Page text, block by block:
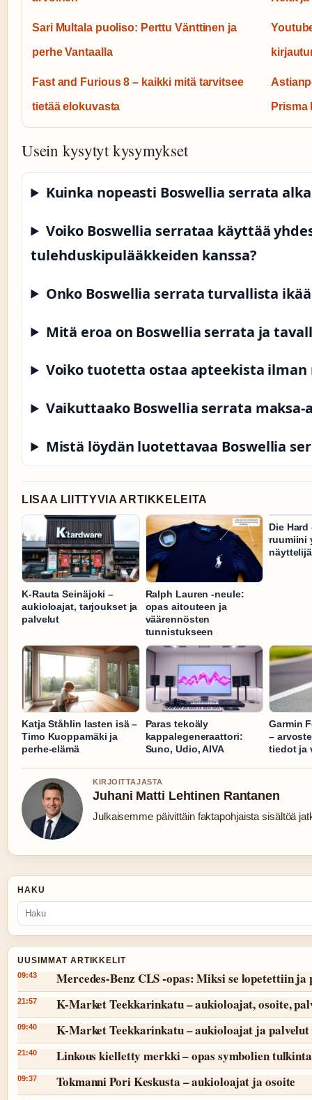
Sari Multala puoliso: Perttu Vänttinen ja
perhe Vantaalla
Fast and Furious 8 – kaikki mitä tarvitsee
tietää elokuvasta Prisma
Usein kysytyt kysymykset
Kuinka nopeasti Boswellia serrata
Voiko Boswellia serrataa käyttää
tulehduskipulääkkeiden kanssa?
Onko Boswellia serrata turvallista
Mitä eroa on Boswellia serrata ja
Voiko tuotetta ostaa apteekista ilman
Vaikuttaako Boswellia serrata maksa-
Mistä löydän luotettavaa Boswellia
LISAA LIITTYVIA ARTIKKELEITA
K-Rauta Seinäjoki –
aukioloajat, tarjoukset ja
palvelut
Ralph Lauren -neule:
opas aitouteen ja
väärennösten
tunnistukseen
Die
ruumiini
Katja Ståhlin lasten isä –
Timo Kuoppamäki ja
perhe-elämä
Paras tekoäly
kappalegeneraattori:
Suno, Udio, AIVA
Garmin
–
tiedot ja
KIRJOITTAJASTA
Juhani Matti Lehtinen Rantanen
Julkaisemme päivittäin faktapohjaista sisältöä
HAKU
UUSIMMAT ARTIKKELIT
09:43 Mercedes-Benz CLS -opas: Miksi se lopetettiin
21:57 K-Market Teekkarinkatu – aukioloajat, osoite,
09:40 K-Market Teekkarinkatu – aukioloajat ja palvelut
21:40 Linkous kielletty merkki – opas symbolien
09:37 Tokmanni Pori Keskusta – aukioloajat ja osoite